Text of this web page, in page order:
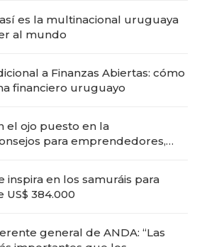
es la multinacional uruguaya
al mundo
a Finanzas Abiertas: cómo
financiero uruguayo
el ojo puesto en la
para emprendedores,
inspira en los samuráis para
384.000
general de ANDA: “Las